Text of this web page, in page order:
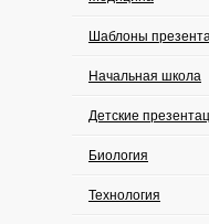
Шаблоны
Начальная школа
Детские
Биология
Технология